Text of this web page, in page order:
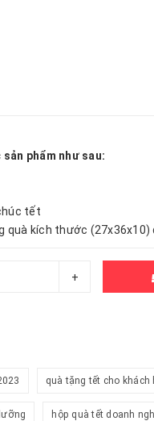
sản phẩm như sau:
tết
quà kích thước (27x36x10)
+
quà tặng tết cho khách
hộp quà tết doanh